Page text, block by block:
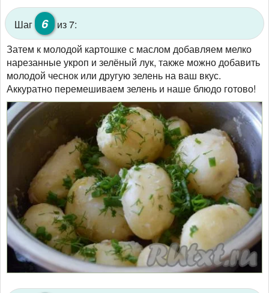
Шаг 6
из 7:
Затем к молодой картошке с маслом добавляем мелко
нарезанные укроп и зелёный лук, также можно добавить
молодой чеснок или другую зелень на ваш вкус.
Аккуратно перемешиваем зелень и наше блюдо готово!